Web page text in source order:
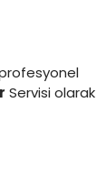
Servisi olarak